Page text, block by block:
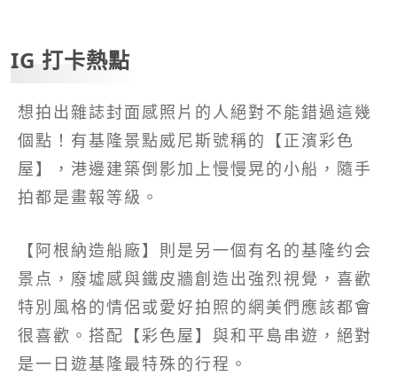
IG 打卡熱點
想拍出雜誌封面感照片的人絕對不能錯過這幾
個點！有基隆景點威尼斯號稱的【正濱彩色
屋】，港邊建築倒影加上慢慢晃的小船，隨手
拍都是畫報等級。
【阿根納造船廠】則是另一個有名的基隆约会
景点，廢墟感與鐵皮牆創造出強烈視覺，喜歡
特別風格的情侶或愛好拍照的網美們應該都會
很喜歡。搭配【彩色屋】與和平島串遊，絕對
是一日遊基隆最特殊的行程。